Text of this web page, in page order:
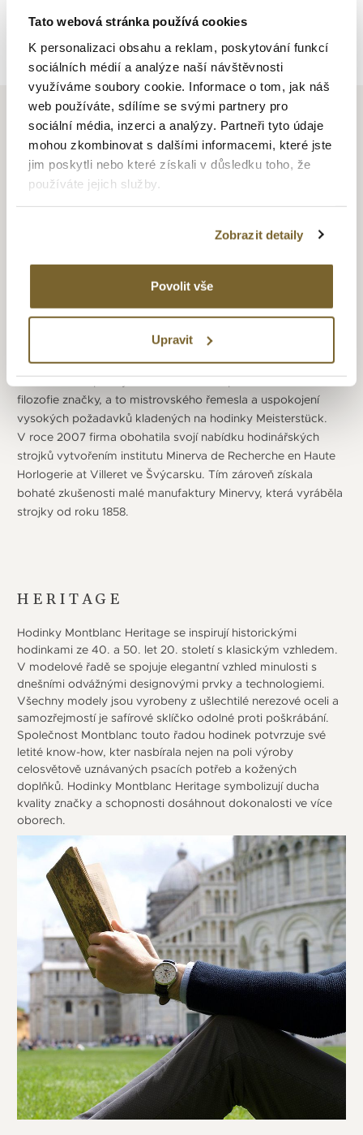
Tato webová stránka používá cookies
K personalizaci obsahu a reklam, poskytování funkcí
sociálních médií a analýze naší návštěvnosti
využíváme soubory cookie. Informace o tom, jak náš
web používáte, sdílíme se svými partnery pro
sociální média, inzerci a analýzy. Partneři tyto údaje
mohou zkombinovat s dalšími informacemi, které jste
jim poskytli nebo které získali v důsledku toho, že
používáte jejich služby.
Zobrazit detaily
Povolit vše
Upravit
MONTBLANC
bankéř Alfred Nehemias a inženýr August Eberstein a začali
značku „Montblanc“ a o další tři vytvořili logo značky –
hvězdu používanou dodnes. Jméno společnosti odkazuje
na nejvyšší horu Evropy, což symbolizuje touhu po výrobě
zpracování. V roce 1997 byla založena společnost Montblanc
Montre S.A. ve městě Le Locle, které je srdcem švýcarského
hodinářského průmyslu. Soustředila se přitom na udržení
filozofie značky, a to mistrovského řemesla a uspokojení
vysokých požadavků kladených na hodinky Meisterstück.
V roce 2007 firma obohatila svojí nabídku hodinářských
strojků vytvořením institutu Minerva de Recherche en Haute
Horlogerie at Villeret ve Švýcarsku. Tím zároveň získala
bohaté zkušenosti malé manufaktury Minervy, která vyráběla
strojky od roku 1858.
HERITAGE
Hodinky Montblanc Heritage se inspirují historickými
hodinkami ze 40. a 50. let 20. století s klasickým vzhledem.
V modelové řadě se spojuje elegantní vzhled minulosti s
dnešními odvážnými designovými prvky a technologiemi.
Všechny modely jsou vyrobeny z ušlechtilé nerezové oceli a
samozřejmostí je safírové sklíčko odolné proti poškrábání.
Společnost Montblanc touto řadou hodinek potvrzuje své
letité know-how, kter nasbírala nejen na poli výroby
celosvětově uznávaných psacích potřeb a kožených
doplňků. Hodinky Montblanc Heritage symbolizují ducha
kvality značky a schopnosti dosáhnout dokonalosti ve více
oborech.